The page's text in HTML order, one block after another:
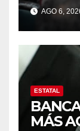
y AGO 6,
ESTATAL
MÁS